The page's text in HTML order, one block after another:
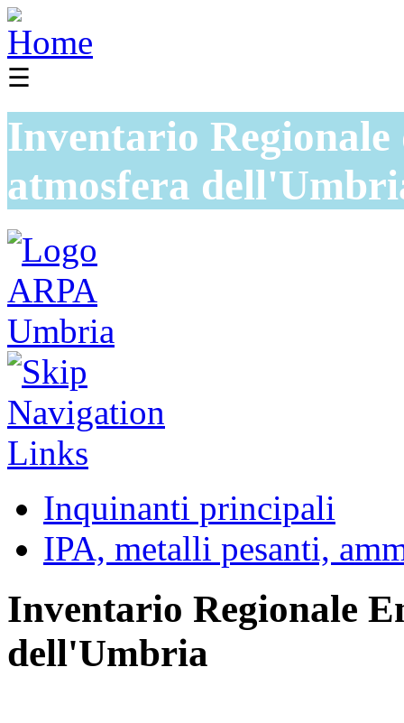
☰
Inventario
atmosfera
Inquinanti principali
IPA, metalli pesanti,
Inventario Regionale
dell'Umbria